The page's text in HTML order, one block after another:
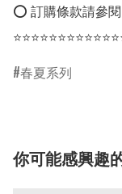
⭕ 訂購條款請參
春夏系列
你可能感興趣